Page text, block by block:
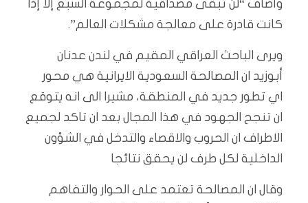
وأضاف “لن تبقى مصداقية لمجموعة السبع إلا إذا
كانت قادرة على معالجة مشكلات العالم”.
ويرى الباحث العراقي المقيم في لندن عدنان
أبوزيد ان المصالحة السعودية الايرانية هي محور
اي تطور جديد في المنطقة، مشيرا الى انه يتوقع
ان تنجح الجهود في هذا المجال بعد ان تاكد لجميع
الاطراف ان الحروب والاقصاء والتدخل في الشؤون
الداخلية لكل طرف لن يحقق نتائجا
وقال ان المصالحة تعتمد على الحوار والتفاهم